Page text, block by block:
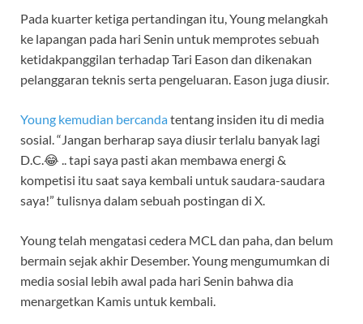
Pada kuarter ketiga pertandingan itu, Young melangkah
ke lapangan pada hari Senin untuk memprotes sebuah
ketidakpanggilan terhadap Tari Eason dan dikenakan
pelanggaran teknis serta pengeluaran. Eason juga diusir.
Young kemudian bercandatentang insiden itu di media
sosial. “Jangan berharap saya diusir terlalu banyak lagi
D.C.😂 .. tapi saya pasti akan membawa energi &
kompetisi itu saat saya kembali untuk saudara-saudara
saya!” tulisnya dalam sebuah postingan di X.
Young telah mengatasi cedera MCL dan paha, dan belum
bermain sejak akhir Desember. Young mengumumkan di
media sosial lebih awal pada hari Senin bahwa dia
menargetkan Kamis untuk kembali.